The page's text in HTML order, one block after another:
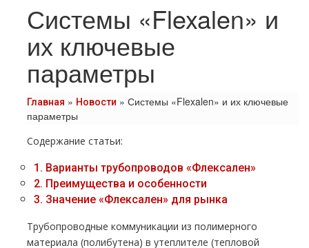
Системы «Flexalen» и
их ключевые
параметры
Главная » Новости » Системы «Flexalen» и их ключевые
параметры
Содержание статьи:
1. Варианты трубопроводов «Флексален»
2. Преимущества и особенности
3. Значение «Флексален» для рынка
Трубопроводные коммуникации из полимерного
материала (полибутена) в утеплителе (тепловой